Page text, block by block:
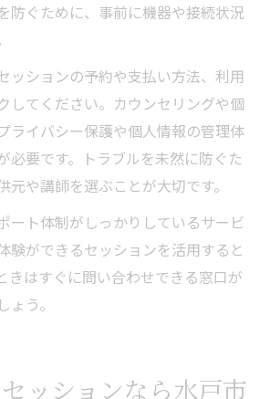
防ぐために、事前に機器や接続状況
ッションの予約や支払い方法、利用
してください。カウンセリングや個
ライバシー保護や個人情報の管理体
必要です。トラブルを未然に防ぐた
元や講師を選ぶことが大切です。
ート体制がしっかりしているサービ
験ができるセッションを活用すると
きはすぐに問い合わせできる窓口が
う。
ッションなら水戸市